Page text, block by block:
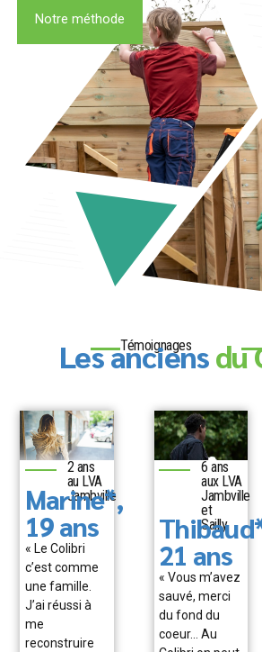
Notre méthode
Témoignages
Les anciensdu
2 ans
au LVA
Jambville
Marine*,
19 ans
« Le Colibri
c’est comme
une famille.
J’ai réussi à
me
reconstruire
6 ans
aux LVA
Jambville
et
Sailly
21 ans
« Vous m’avez
sauvé, merci
du fond du
coeur… Au